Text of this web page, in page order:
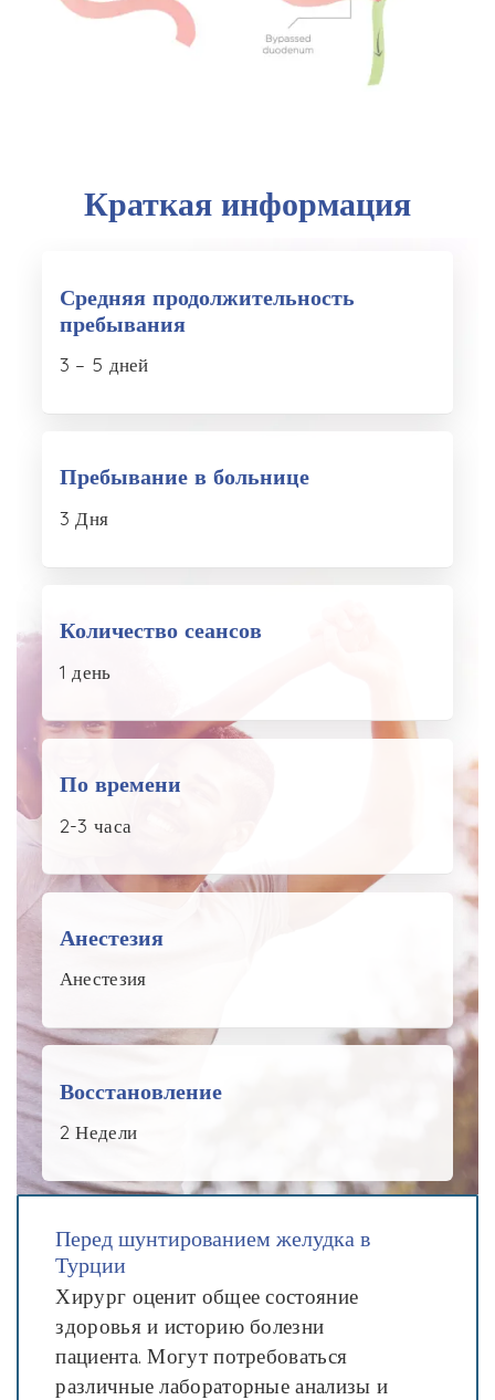
Краткая информация
Средняя продолжительность
пребывания
3 – 5 дней
Пребывание в больнице
3 Дня
Количество сеансов
1 день
По времени
2-3 часа
Анестезия
Анестезия
Восстановление
2 Недели
Перед шунтированием желудка в
Турции
Хирург оценит общее состояние
здоровья и историю болезни
пациента. Могут потребоваться
различные лабораторные анализы и